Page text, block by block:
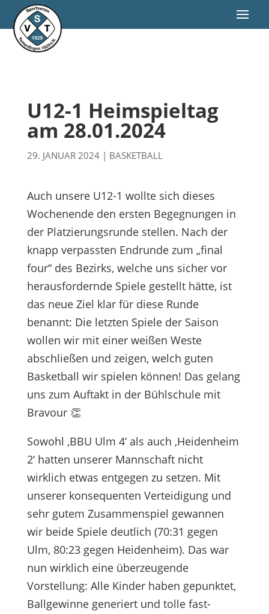
U12-1 Heimspieltag
am 28.01.2024
29. JANUAR 2024| BASKETBALL
Auch unsere U12-1 wollte sich dieses
Wochenende den ersten Begegnungen in
der Platzierungsrunde stellen. Nach der
knapp verpassten Endrunde zum „final
four“ des Bezirks, welche uns sicher vor
herausfordernde Spiele gestellt hätte, ist
das neue Ziel klar für diese Runde
benannt: Die letzten Spiele der Saison
wollen wir mit einer weißen Weste
abschließen und zeigen, welch guten
Basketball wir spielen können! Das gelang
uns zum Auftakt in der Bühlschule mit
Bravour 👏
Sowohl ‚BBU Ulm 4‘ als auch ‚Heidenheim
2‘ hatten unserer Mannschaft nicht
wirklich etwas entgegen zu setzen. Mit
unserer konsequenten Verteidigung und
sehr gutem Zusammenspiel gewannen
wir beide Spiele deutlich (70:31 gegen
Ulm, 80:23 gegen Heidenheim). Das war
nun wirklich eine überzeugende
Vorstellung: Alle Kinder haben gepunktet,
Ballgewinne generiert und tolle fast-